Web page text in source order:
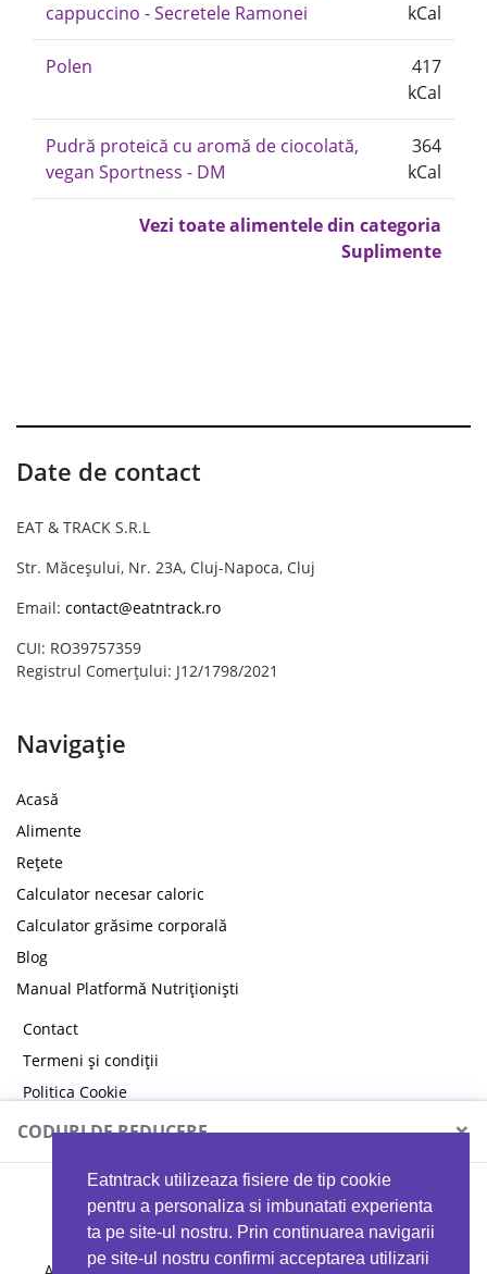
Eatntrack utilizeaza fisiere de tip cookie
pentru a personaliza si imbunatati experienta
ta pe site-ul nostru. Prin continuarea navigarii
pe site-ul nostru confirmi acceptarea utilizarii
cappuccino - Secretele Ramonei
kCal
Polen
417
kCal
Pudră proteică cu aromă de ciocolată,
vegan Sportness - DM
364
kCal
Vezi toate alimentele din categoria
Suplimente
Date de contact
EAT & TRACK S.R.L
Str. Măceșului, Nr. 23A, Cluj-Napoca, Cluj
Email: contact@eatntrack.ro
CUI: RO39757359
Registrul Comerțului: J12/1798/2021
Navigație
Acasă
Alimente
Rețete
Calculator necesar caloric
Calculator grăsime corporală
Blog
Manual Platformă Nutriționiști
Contact
Termeni și condiții
Politica Cookie
Politica de confidențialitate
CODURI DE REDUCERE ×
MYPROTEIN